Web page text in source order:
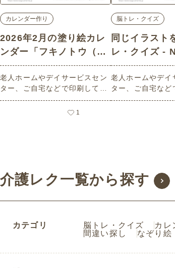
カレンダー作り
2026年2月の塗り絵カレ
ンダー「フキノトウ（植
物）」 - No.02560 (中
級/カレンダー作りの介護
レク素材)
老人ホームやデイサービスセン
ター、ご自宅などで印刷してお
使いいただける無料の高齢者向
け介護レク素材 2026年2月の塗
菜
1
脳トレ・クイズ
同じイラスト
レ・クイズ -
(上級/脳トレ
介護レク素材)
老人ホームやデイ
ター、ご自宅など
使いいただける無
け介護レク素材（
介護レク一覧から探す
カテゴリ 脳トレ・クイズ カレ
間違い探し
なぞり絵